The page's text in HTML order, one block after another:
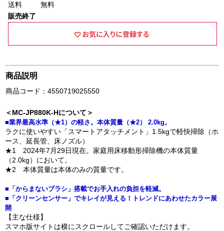
送料
無料
販売終了
商品説明
商品コード：4550719025550
＜MC-JP880K-Hについて＞
■業界最高水準（★1）の軽さ。本体質量（★2） 2.0kg。
ラクに使いやすい「スマートアタッチメント」1.5kgで軽快掃除（ホ
ース、延長管、床ノズル）
★1 2024年7月29日現在。家庭用床移動形掃除機の本体質量
（2.0kg）において。
★2 本体質量は本体のみの質量です。
■「からまないブラシ」搭載でお手入れの負担を軽減。
■「クリーンセンサー」でキレイが見える！トレンドにあわせたカラー展
開
【主な仕様】
スマホ版サイトは横にスクロールしてご確認いただけます。